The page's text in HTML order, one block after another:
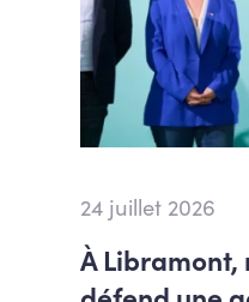
24 juillet 2026
À